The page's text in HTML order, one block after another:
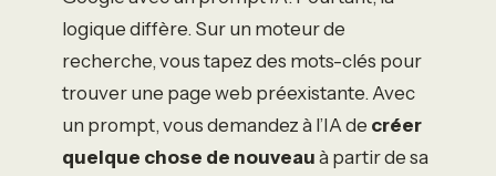
logique diffère. Sur un moteur de
recherche, vous tapez des mots-clés pour
trouver une page web préexistante. Avec
un prompt, vous demandez à l’IA de créer
quelque chose de nouveau à partir de sa